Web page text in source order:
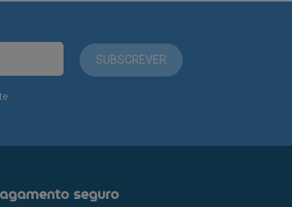
SUBSCREVER
seguro